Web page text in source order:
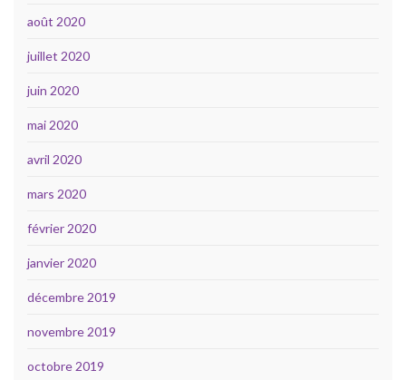
août 2020
juillet 2020
juin 2020
mai 2020
avril 2020
mars 2020
février 2020
janvier 2020
décembre 2019
novembre 2019
octobre 2019